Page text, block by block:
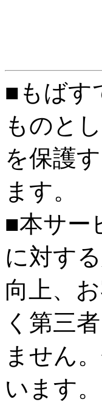
■もばす
ものと
を保護
ます。
■本サー
に対す
向上、
く第三
ません
います。